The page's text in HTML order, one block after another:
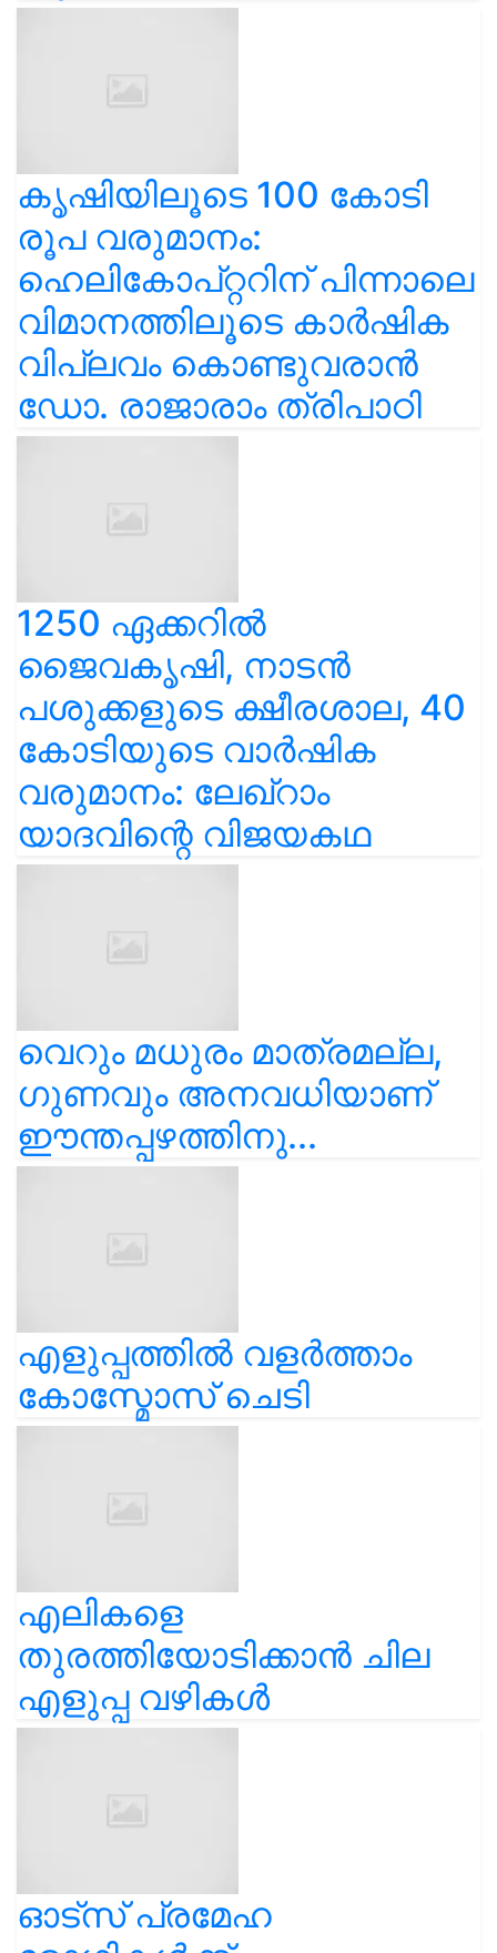
കൃഷിയിലൂടെ 100 കോടി
രൂപ വരുമാനം:
ഹെലികോപ്റ്ററിന് പിന്നാലെ
വിമാനത്തിലൂടെ കാർഷിക
വിപ്ലവം കൊണ്ടുവരാൻ
ഡോ. രാജാരാം ത്രിപാഠി
1250 ഏക്കറിൽ
ജൈവകൃഷി, നാടൻ
പശുക്കളുടെ ക്ഷീരശാല, 40
കോടിയുടെ വാർഷിക
വരുമാനം: ലേഖ്‌റാം
യാദവിന്റെ വിജയകഥ
വെറും മധുരം മാത്രമല്ല,
ഗുണവും അനവധിയാണ്
ഈന്തപ്പഴത്തിനു...
എളുപ്പത്തിൽ വളർത്താം
കോസ്മോസ് ചെടി
എലികളെ
തുരത്തിയോടിക്കാൻ ചില
എളുപ്പ വഴികൾ
ഓട്സ് പ്രമേഹ